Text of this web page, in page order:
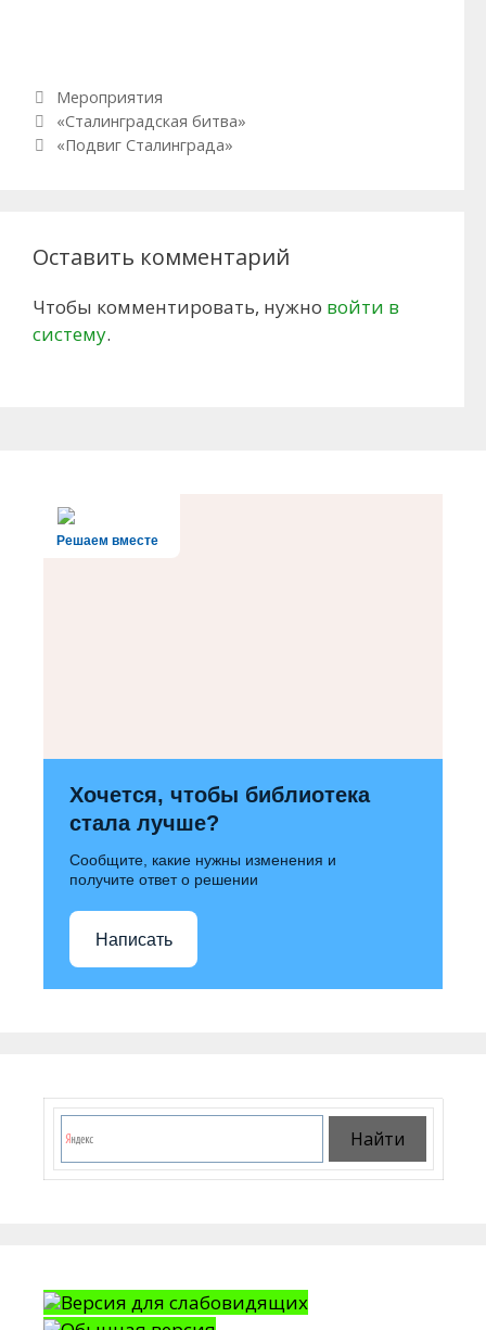
Рубрики
Мероприятия
Навигация по записям
«Сталинградская битва»
«Подвиг Сталинграда»
Оставить комментарий
Чтобы комментировать, нужно войти в
систему.
Решаем вместе
Хочется, чтобы библиотека
стала лучше?
Сообщите, какие нужны изменения и
получите ответ о решении
Написать
Версия для слабовидящих